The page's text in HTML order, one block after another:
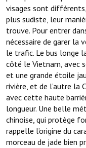
visages sont
plus sudiste, leur
trouve. Pour entrer
nécessaire de garer la
le trafic. Le bus longe
côté le Vietnam, avec
et une grande étoile
rivière, et de l’autre la
avec cette haute
longueur. Une belle
chinoise, qui protège
rappelle l’origine du
morceau de jade bien